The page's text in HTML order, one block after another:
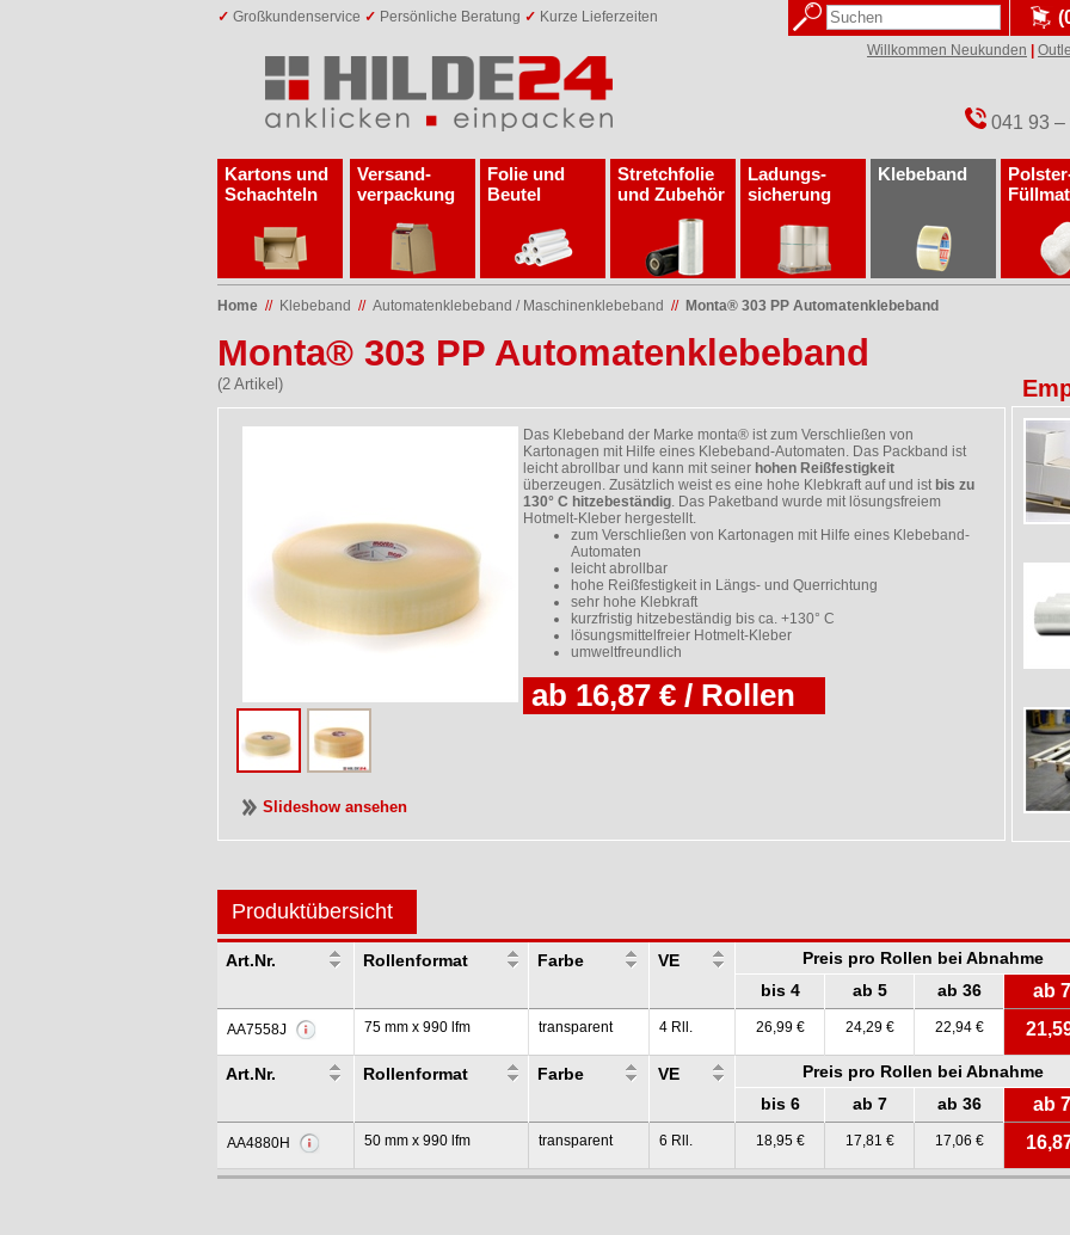
✓ Großkundenservice ✓ Persönliche Beratung ✓ Kurze Lieferzeiten
Willkommen Neukunden
041 93
Kartons und
Schachteln
Versand­
verpackung
Folie und
Beutel
Stretchfolie
und Zubehör
Ladungs­
sicherung
Klebeband
Home // Klebeband // Automatenklebeband / Maschinenklebeband // Monta® 303 PP Automatenklebeband
Monta® 303 PP Automatenklebeband
(2 Artikel)
Slideshow ansehen
Das Klebeband der Marke monta® ist zum Verschließen von
Kartonagen mit Hilfe eines Klebeband-Automaten. Das Packband ist
leicht abrollbar und kann mit seiner hohen Reißfestigkeit
überzeugen. Zusätzlich weist es eine hohe Klebkraft auf und istbis zu
130° C hitzebeständig. Das Paketband wurde mit lösungsfreiem
Hotmelt-Kleber hergestellt.
zum Verschließen von Kartonagen mit Hilfe eines Klebeband-
Automaten
leicht abrollbar
hohe Reißfestigkeit in Längs- und Querrichtung
sehr hohe Klebkraft
kurzfristig hitzebeständig bis ca. +130° C
lösungsmittelfreier Hotmelt-Kleber
umweltfreundlich
ab 16,87 € / Rollen
Produktübersicht
Art.Nr. Rollenformat Farbe VE Preis pro Rollen bei Abnahme
bis 4
ab 5 ab 36 ab
AA7558J 75 mm x 990 lfm transparent 4 Rll. 26,99 € 24,29 € 22,94 €
Art.Nr. Rollenformat Farbe VE Preis pro Rollen bei Abnahme
bis 6
ab 7 ab 36 ab
AA4880H 50 mm x 990 lfm transparent 6 Rll. 18,95 € 17,81 € 17,06 €